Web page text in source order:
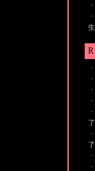
・
・
・
・
・
・
・
了
・
了
・
・